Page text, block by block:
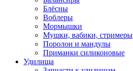
Блёсны
Воблеры
Мормышки
Мушки, вабики, стримеры
Поролон и мандулы
Приманки силиконовые
Удилища